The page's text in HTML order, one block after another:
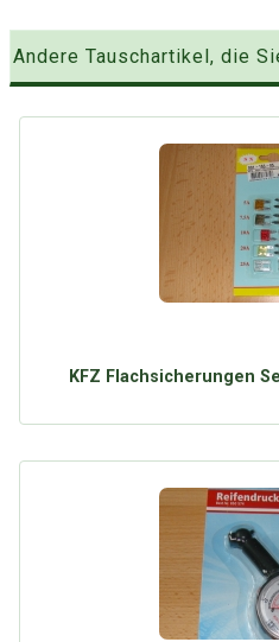
Andere Tauschartikel, die
KFZ Flachsicherungen